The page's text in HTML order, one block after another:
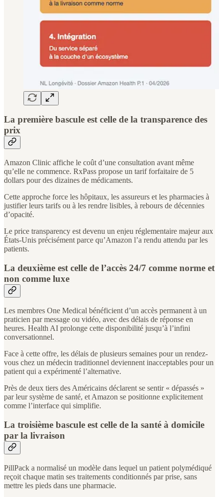
La première bascule est celle de la transparence des
prix
Amazon Clinic affiche le coût d’une consultation avant même
qu’elle ne commence. RxPass propose un tarif forfaitaire de 5
dollars pour des dizaines de médicaments.
Cette approche force les hôpitaux, les assureurs et les pharmacies à
justifier leurs tarifs ou à les rendre lisibles, à rebours de décennies
d’opacité.
Le price transparency est devenu un enjeu réglementaire majeur aux
États-Unis précisément parce qu’Amazon l’a rendu attendu par les
patients.
La deuxième est celle de l’accès 24/7 comme norme et
non comme luxe
Les membres One Medical bénéficient d’un accès permanent à un
praticien par message ou vidéo, avec des délais de réponse en
heures. Health AI prolonge cette disponibilité jusqu’à l’infini
conversationnel.
Face à cette offre, les délais de plusieurs semaines pour un rendez-
vous chez un médecin traditionnel deviennent inacceptables pour un
patient qui a expérimenté l’alternative.
Près de deux tiers des Américains déclarent se sentir « dépassés »
par leur système de santé, et Amazon se positionne explicitement
comme l’interface qui simplifie.
La troisième bascule est celle de la santé à domicile
par la livraison
PillPack a normalisé un modèle dans lequel un patient polymédiqué
reçoit chaque matin ses traitements conditionnés par prise, sans
mettre les pieds dans une pharmacie.